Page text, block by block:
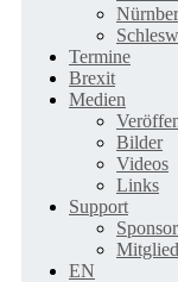
Termine
Brexit
Medien
Bilder
Videos
Links
Support
EN